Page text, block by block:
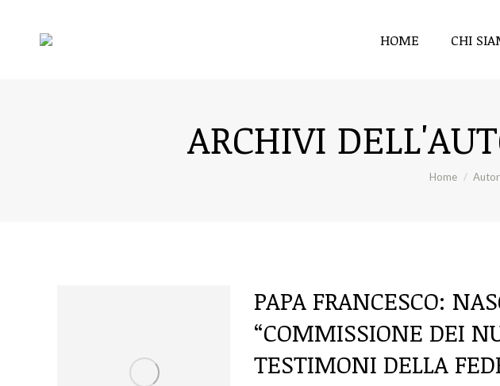
HOME CHI
ARCHIVI
Tu sei qui:
Home
PAPA FRANCESCO:
“COMMISSIONE DEI
TESTIMONI DELLA